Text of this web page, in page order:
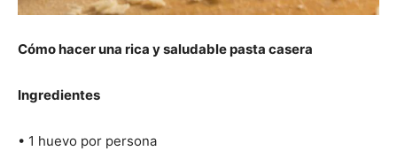
Cómo hacer una rica y saludable pasta casera
Ingredientes
• 1 huevo por persona